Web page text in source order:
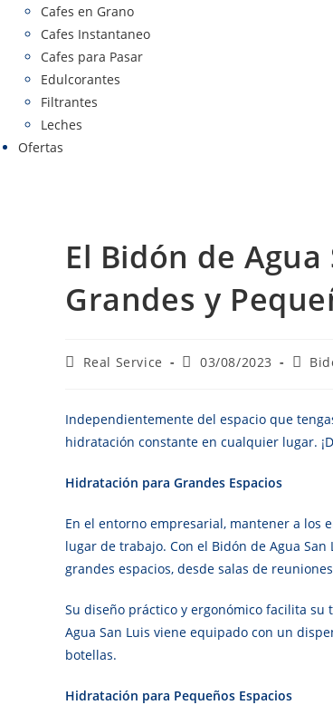
Cafes en Grano
Cafes Instantaneo
Cafes para Pasar
Edulcorantes
Filtrantes
Leches
Ofertas
El Bidón de
Grandes y
Autor
entrada:
Real Service
Publicación
entrada:
03/08/2023
Independientemente del espacio que
hidratación constante en cualquier lugar.
Hidratación para Grandes Espacios
En el entorno empresarial, mantener a los
lugar de trabajo. Con el Bidón de Agua
grandes espacios, desde salas de
Su diseño práctico y ergonómico facilita
Agua San Luis viene equipado con un
botellas.
Hidratación para Pequeños Espacios